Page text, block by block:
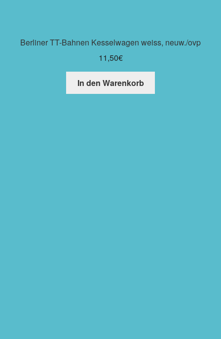
Berliner TT-Bahnen Kesselwagen weiss, neuw./ovp
11,50€
In den Warenkorb